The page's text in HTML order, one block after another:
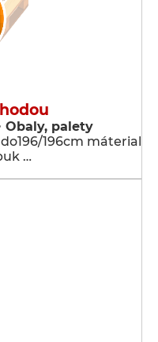
Obaly, palety
196cm máterial
…